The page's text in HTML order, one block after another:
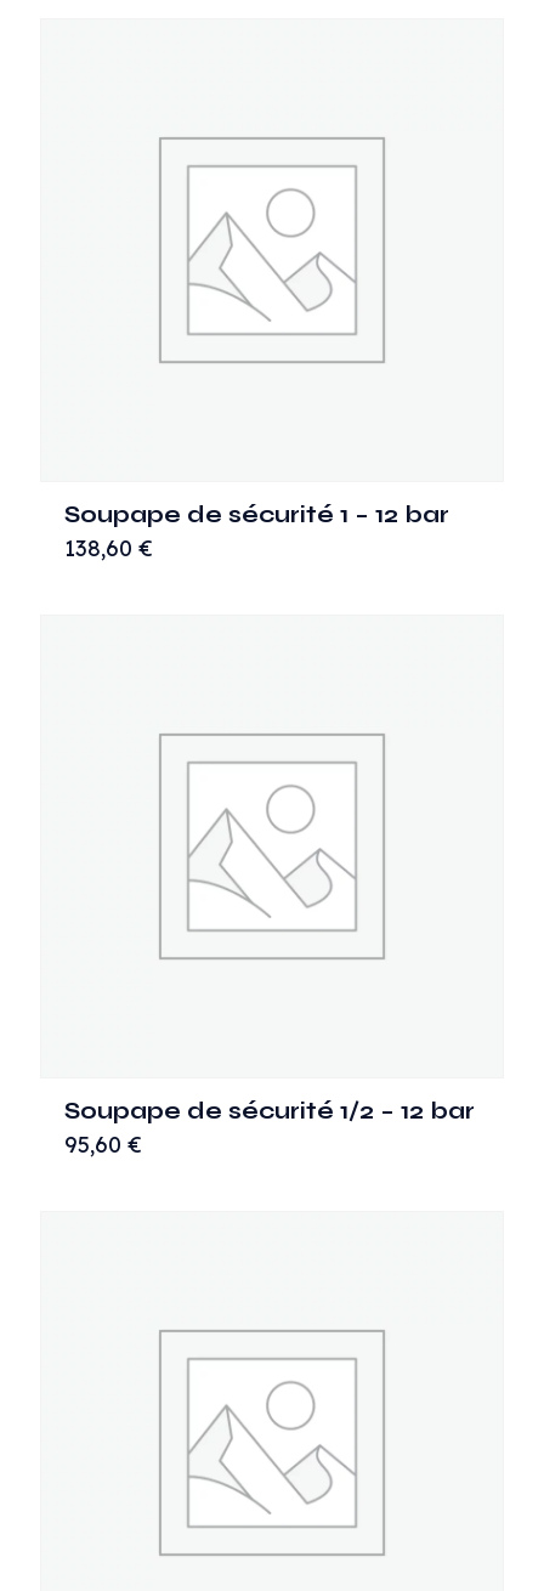
Soupape de sécurité 1 – 12 bar
138,60 €
Soupape de sécurité 1/2 – 12 bar
95,60 €